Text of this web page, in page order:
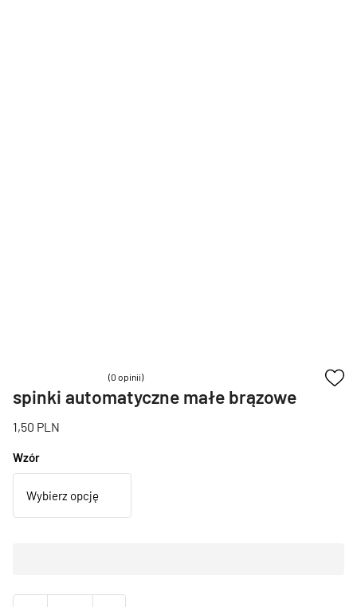
(0 opinii)
spinki automatyczne małe brązowe
1,50 PLN
Wzór